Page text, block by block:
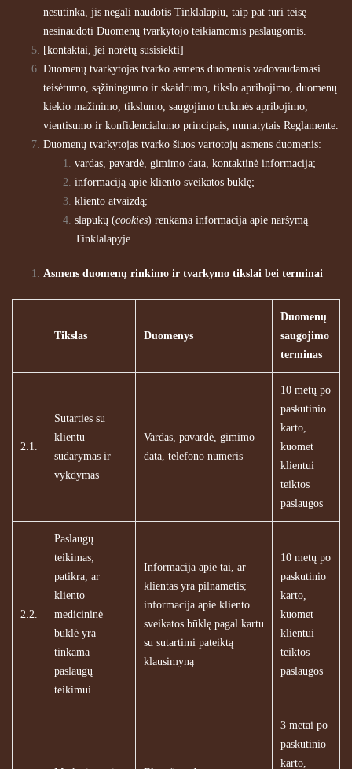
nesutinka, jis negali naudotis Tinklalapiu, taip pat turi teisę
nesinaudoti Duomenų tvarkytojo teikiamomis paslaugomis.
[kontaktai, jei norėtų susisiekti]
Duomenų tvarkytojas tvarko asmens duomenis vadovaudamasi
teisėtumo, sąžiningumo ir skaidrumo, tikslo apribojimo, duomenų
kiekio mažinimo, tikslumo, saugojimo trukmės apribojimo,
vientisumo ir konfidencialumo principais, numatytais Reglamente.
Duomenų tvarkytojas tvarko šiuos vartotojų asmens duomenis:
vardas, pavardė, gimimo data, kontaktinė informacija;
informaciją apie kliento sveikatos būklę;
kliento atvaizdą;
slapukų (cookies) renkama informacija apie naršymą
Tinklalapyje.
Asmens duomenų rinkimo ir tvarkymo tikslai bei terminai
Tikslas Duomenys
Duomenų
saugojimo
terminas
2.1.
Sutarties su
klientu
sudarymas ir
vykdymas
Vardas, pavardė, gimimo
data, telefono numeris
10 metų po
paskutinio
karto,
kuomet
klientui
teiktos
paslaugos
2.2.
Paslaugų
teikimas;
patikra, ar
kliento
medicininė
būklė yra
tinkama
paslaugų
teikimui
Informacija apie tai, ar
klientas yra pilnametis;
informacija apie kliento
sveikatos būklę pagal kartu
su sutartimi pateiktą
klausimyną
10 metų po
paskutinio
karto,
kuomet
klientui
teiktos
paslaugos
3 metai po
paskutinio
karto,